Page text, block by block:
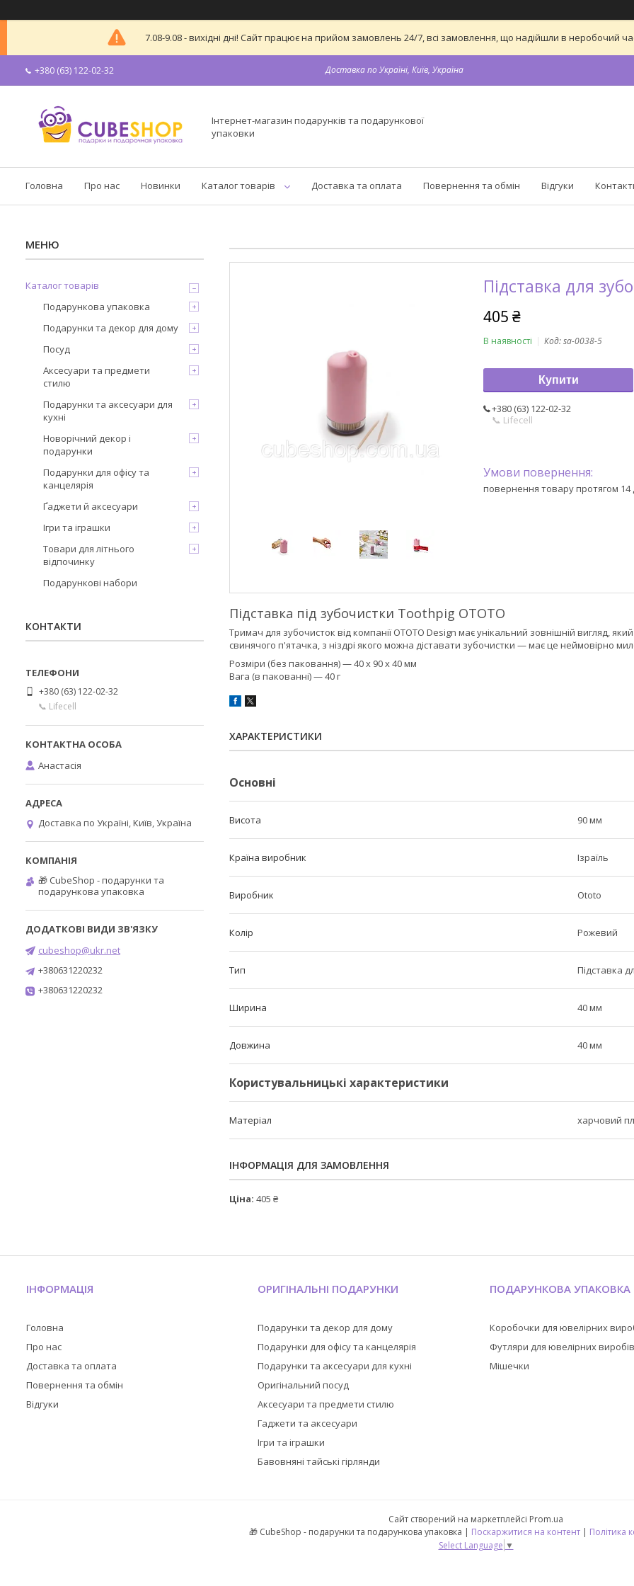
7.08-9.08 - вихідні дні! Сайт працює на прийом замовлень 24/7, всі замовлення, що надійшли в неробочий
+380 (63) 122-02-32 Доставка по Україні, Київ, Україна
Інтернет-магазин подарунків та подарункової
упаковки
Головна Про нас Новинки Каталог товарів Доставка та оплата Повернення та обмін Відгуки
Підставка для
405 ₴
В наявності Код:sa-0038-5
Купити
+380 (63) 122-02-32
📞 Lifecell
повернення товару протягом 14
Підставка під зубочистки Toothpig OTOTO
Тримач для зубочисток від компанії OTOTO Design має унікальний зовнішній вигляд,
свинячого п'ятачка, з ніздрі якого можна діставати зубочистки — має це неймовірно
Розміри (без паковання) — 40 x 90 x 40 мм
Вага (в пакованні) — 40 г
ХАРАКТЕРИСТИКИ
Основні
Висота 90 мм
Країна виробник Ізраїль
Виробник Ototo
Колір Рожевий
Тип Підставка
Ширина 40 мм
Довжина 40 мм
Користувальницькі характеристики
Матеріал харчовий
ІНФОРМАЦІЯ ДЛЯ ЗАМОВЛЕННЯ
Ціна: 405 ₴
Каталог товарів
Подарункова упаковка
Подарунки та декор для дому
Посуд
Аксесуари та предмети
стилю
Подарунки та аксесуари для
кухні
Новорічний декор і
подарунки
Подарунки для офісу та
канцелярія
Ґаджети й аксесуари
Ігри та іграшки
Товари для літнього
відпочинку
Подарункові набори
КОНТАКТИ
+380 (63) 122-02-32
📞 Lifecell
Анастасія
Доставка по Україні, Київ, Україна
🎁 CubeShop - подарунки та
подарункова упаковка
cubeshop@ukr.net
+380631220232
+380631220232
ІНФОРМАЦІЯ
Головна
Про нас
Доставка та оплата
Повернення та обмін
Відгуки
ОРИГІНАЛЬНІ ПОДАРУНКИ
Подарунки та декор для дому
Подарунки для офісу та канцелярія
Подарунки та аксесуари для кухні
Оригінальний посуд
Аксесуари та предмети стилю
Гаджети та аксесуари
Ігри та іграшки
Бавовняні тайські гірлянди
ПОДАРУНКОВА УПАКОВКА
Коробочки для ювелірних
Футляри для ювелірних
Мішечки
Сайт створений на маркетплейсі Prom.ua
🎁 CubeShop - подарунки та подарункова упаковка | Поскаржитися на контент | Політика
Select Language ▼